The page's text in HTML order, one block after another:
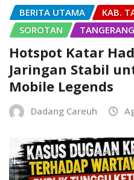
BERITA UTAMA KAB.
SOROTAN
TANGERANG
Hotspot Katar
Jaringan Stabil
Mobile Legends
Dadang Careuh